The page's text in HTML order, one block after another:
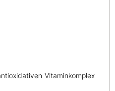
Vitaminkomplex